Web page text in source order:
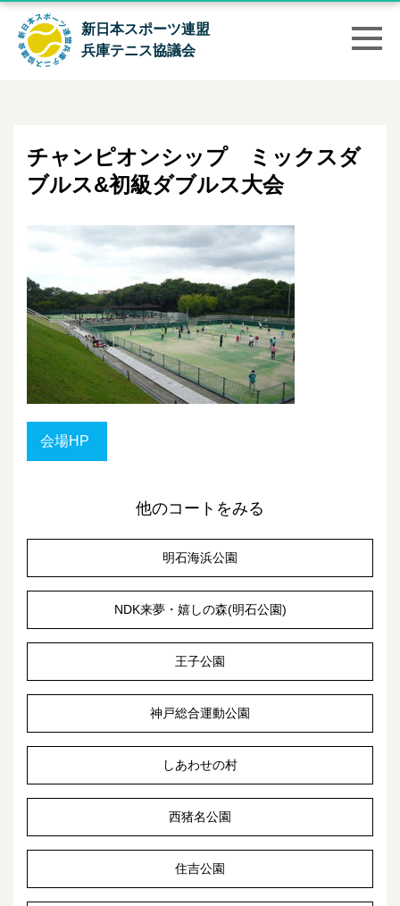
新日本スポーツ連盟
兵庫テニス協議会
チャンピオンシップ ミックスダ
ブルス&初級ダブルス大会
会場HP
他のコートをみる
明石海浜公園
NDK来夢・嬉しの森(明石公園)
王子公園
神戸総合運動公園
しあわせの村
西猪名公園
住吉公園